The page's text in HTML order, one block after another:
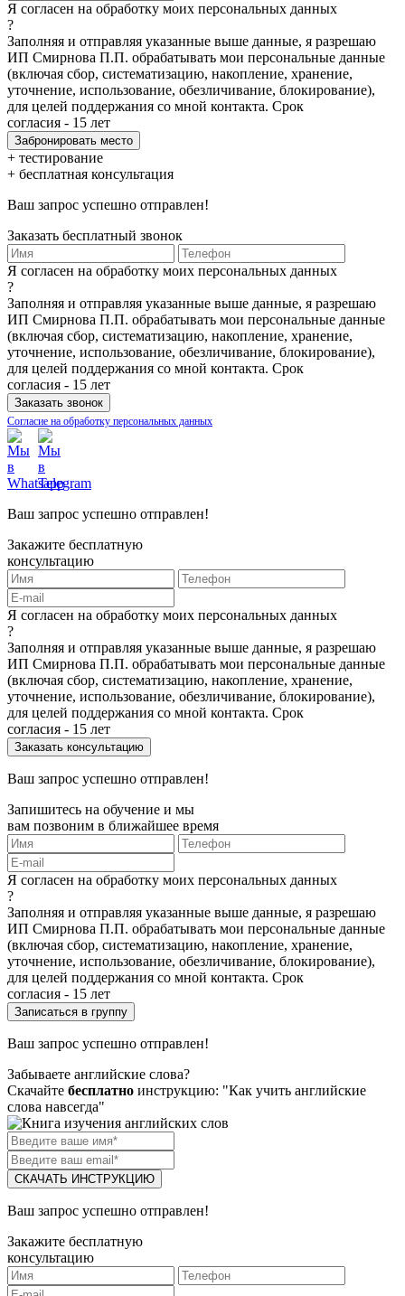
Я согласен на обработку моих персональных данных
?
Заполняя и отправляя указанные выше данные, я разрешаю
ИП Смирнова П.П. обрабатывать мои персональные данные
(включая сбор, систематизацию, накопление, хранение,
уточнение, использование, обезличивание, блокирование),
для целей поддержания со мной контакта. Срок
согласия - 15 лет
+ тестирование
+ бесплатная консультация
Ваш запрос успешно отправлен!
Заказать бесплатный звонок
Я согласен на обработку моих персональных данных
?
Заполняя и отправляя указанные выше данные, я разрешаю
ИП Смирнова П.П. обрабатывать мои персональные данные
(включая сбор, систематизацию, накопление, хранение,
уточнение, использование, обезличивание, блокирование),
для целей поддержания со мной контакта. Срок
согласия - 15 лет
Согласие на обработку персональных данных
Ваш запрос успешно отправлен!
Закажите бесплатную
консультацию
Я согласен на обработку моих персональных данных
?
Заполняя и отправляя указанные выше данные, я разрешаю
ИП Смирнова П.П. обрабатывать мои персональные данные
(включая сбор, систематизацию, накопление, хранение,
уточнение, использование, обезличивание, блокирование),
для целей поддержания со мной контакта. Срок
согласия - 15 лет
Ваш запрос успешно отправлен!
Запишитесь на обучение и мы
вам позвоним в ближайшее время
Я согласен на обработку моих персональных данных
?
Заполняя и отправляя указанные выше данные, я разрешаю
ИП Смирнова П.П. обрабатывать мои персональные данные
(включая сбор, систематизацию, накопление, хранение,
уточнение, использование, обезличивание, блокирование),
для целей поддержания со мной контакта. Срок
согласия - 15 лет
Ваш запрос успешно отправлен!
Забываете английские слова?
Скачайте бесплатно инструкцию: "Как учить английские
слова навсегда"
СКАЧАТЬ ИНСТРУКЦИЮ
Ваш запрос успешно отправлен!
Закажите бесплатную
консультацию